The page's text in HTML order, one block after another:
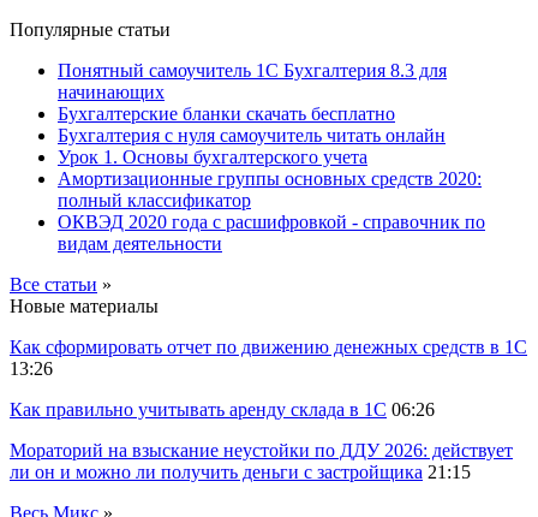
Популярные статьи
Понятный самоучитель 1С Бухгалтерия 8.3 для
начинающих
Бухгалтерские бланки скачать бесплатно
Бухгалтерия с нуля самоучитель читать онлайн
Урок 1. Основы бухгалтерского учета
Амортизационные группы основных средств 2020:
полный классификатор
ОКВЭД 2020 года с расшифровкой - справочник по
видам деятельности
Все статьи »
Новые материалы
Как сформировать отчет по движению денежных средств в 1С
13:26
Как правильно учитывать аренду склада в 1С 06:26
Мораторий на взыскание неустойки по ДДУ 2026: действует
ли он и можно ли получить деньги с застройщика 21:15
Весь Микс »